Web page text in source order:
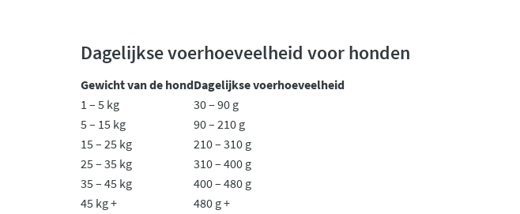
Dagelijkse voerhoeveelheid voor honden
Gewicht van de hondDagelijkse voerhoeveelheid
1 – 5 kg
30 – 90 g
5 – 15 kg
90 – 210 g
15 – 25 kg
210 – 310 g
25 – 35 kg
310 – 400 g
35 – 45 kg
400 – 480 g
45 kg +
480 g +